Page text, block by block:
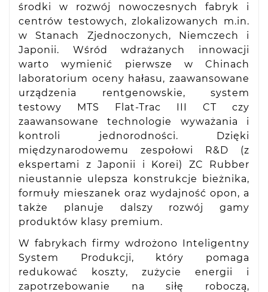
środki w rozwój nowoczesnych fabryk i
centrów testowych, zlokalizowanych m.in.
w Stanach Zjednoczonych, Niemczech i
Japonii. Wśród wdrażanych innowacji
warto wymienić pierwsze w Chinach
laboratorium oceny hałasu, zaawansowane
urządzenia rentgenowskie, system
testowy MTS Flat-Trac III CT czy
zaawansowane technologie wyważania i
kontroli jednorodności. Dzięki
międzynarodowemu zespołowi R&D (z
ekspertami z Japonii i Korei) ZC Rubber
nieustannie ulepsza konstrukcje bieżnika,
formuły mieszanek oraz wydajność opon, a
także planuje dalszy rozwój gamy
produktów klasy premium.
W fabrykach firmy wdrożono Inteligentny
System Produkcji, który pomaga
redukować koszty, zużycie energii i
zapotrzebowanie na siłę roboczą,